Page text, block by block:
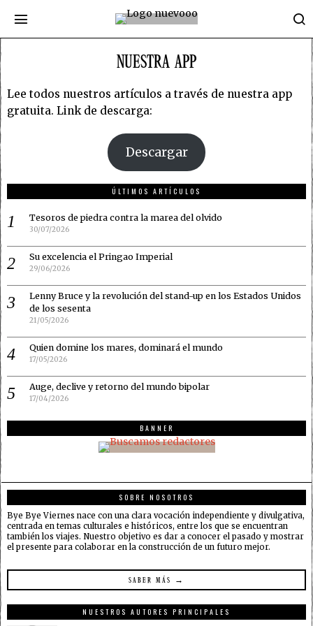
NUESTRA APP
Lee todos nuestros artículos a través de nuestra app
gratuita. Link de descarga:
Descargar
ÚLTIMOS ARTÍCULOS
Tesoros de piedra contra la marea del olvido
30/07/2026
Su excelencia el Pringao Imperial
29/06/2026
Lenny Bruce y la revolución del stand-up en los Estados Unidos
de los sesenta
21/05/2026
Quien domine los mares, dominará el mundo
17/05/2026
Auge, declive y retorno del mundo bipolar
17/04/2026
BANNER
SOBRE NOSOTROS
Bye Bye Viernes nace con una clara vocación independiente y divulgativa,
centrada en temas culturales e históricos, entre los que se encuentran
también los viajes. Nuestro objetivo es dar a conocer el pasado y mostrar
el presente para colaborar en la construcción de un futuro mejor.
SABER MÁS →
NUESTROS AUTORES PRINCIPALES